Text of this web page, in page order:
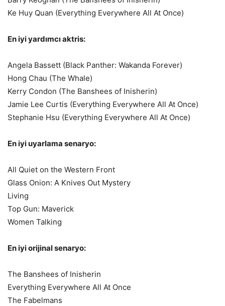
Ke Huy Quan (Everything Everywhere All At Once)
En iyi yardımcı aktris:
Angela Bassett (Black Panther: Wakanda Forever)
Hong Chau (The Whale)
Kerry Condon (The Banshees of Inisherin)
Jamie Lee Curtis (Everything Everywhere All At Once)
Stephanie Hsu (Everything Everywhere All At Once)
En iyi uyarlama senaryo:
All Quiet on the Western Front
Glass Onion: A Knives Out Mystery
Living
Top Gun: Maverick
Women Talking
En iyi orijinal senaryo:
The Banshees of Inisherin
Everything Everywhere All At Once
The Fabelmans